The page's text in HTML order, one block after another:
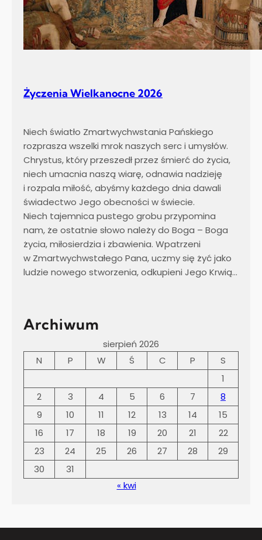
Życzenia Wielkanocne 2026
Niech światło Zmartwychwstania Pańskiego
rozprasza wszelki mrok naszych serc i umysłów.
Chrystus, który przeszedł przez śmierć do życia,
niech umacnia naszą wiarę, odnawia nadzieję
i rozpala miłość, abyśmy każdego dnia dawali
świadectwo Jego obecności w świecie.
Niech tajemnica pustego grobu przypomina
nam, że ostatnie słowo należy do Boga – Boga
życia, miłosierdzia i zbawienia. Wpatrzeni
w Zmartwychwstałego Pana, uczmy się żyć jako
ludzie nowego stworzenia, odkupieni Jego Krwią…
Archiwum
sierpień 2026
N
P W Ś C P
S
1
2
3 4 5 6 7
8
9
10 11 12 13 14
15
16
17 18 19 20 21
22
23
24 25 26 27 28
29
30
31
« kwi